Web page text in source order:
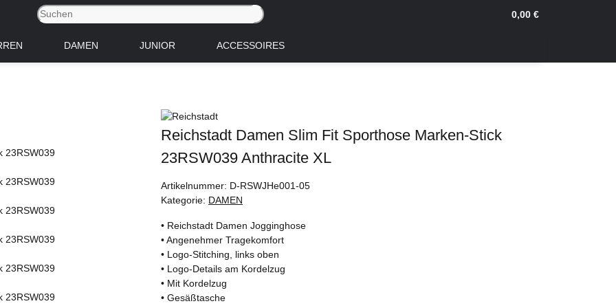
0,00 €
DAMEN JUNIOR ACCESSOIRES
Reichstadt Damen Slim Fit Sporthose Marken-Stick
23RSW039 Anthracite XL
Artikelnummer: D-RSWJHe001-05
Kategorie: DAMEN
• Reichstadt Damen Jogginghose
• Angenehmer Tragekomfort
• Logo-Stitching, links oben
• Logo-Details am Kordelzug
• Mit Kordelzug
• Gesäßtasche